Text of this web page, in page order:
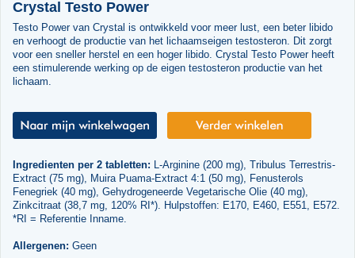
Crystal Testo Power
Testo Power van Crystal is ontwikkeld voor meer lust, een beter libido
en verhoogt de productie van het lichaamseigen testosteron. Dit zorgt
voor een sneller herstel en een hoger libido. Crystal Testo Power heeft
een stimulerende werking op de eigen testosteron productie van het
lichaam.
Ingredienten per 2 tabletten: L-Arginine (200 mg), Tribulus Terrestris-
Extract (75 mg), Muira Puama-Extract 4:1 (50 mg), Fenusterols
Fenegriek (40 mg), Gehydrogeneerde Vegetarische Olie (40 mg),
Zinkcitraat (38,7 mg, 120% RI*). Hulpstoffen: E170, E460, E551, E572.
*RI = Referentie Inname.
Allergenen: Geen